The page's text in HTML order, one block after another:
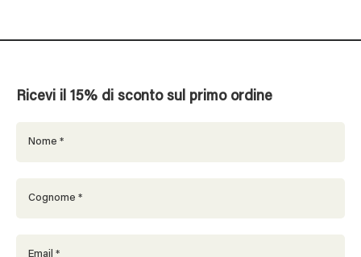
Ricevi il 15% di sconto sul primo ordine